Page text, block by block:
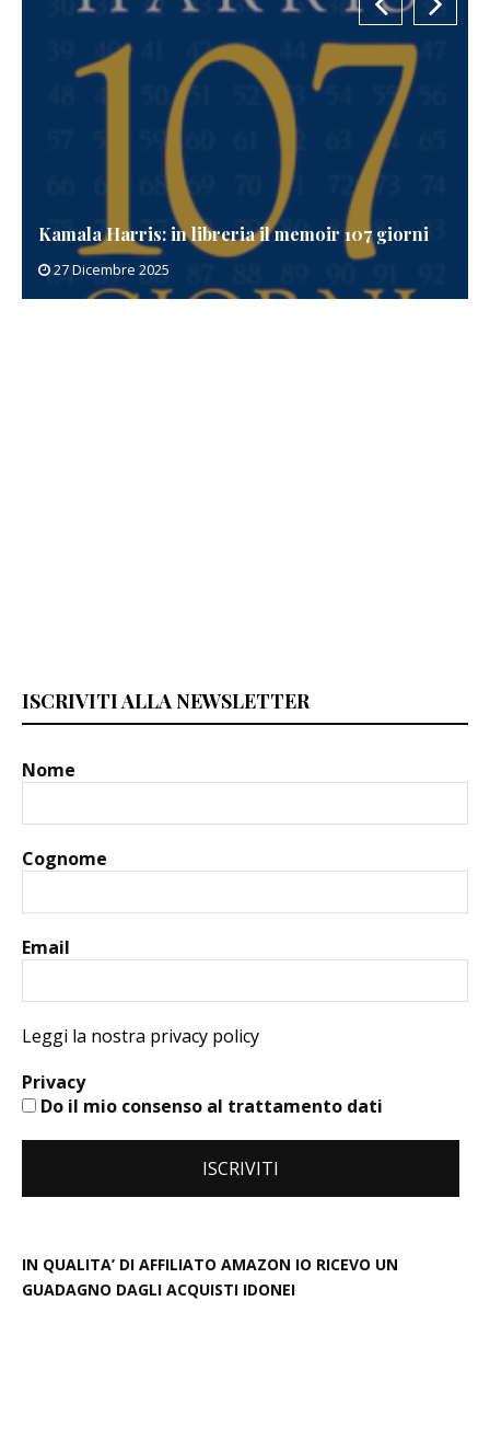
Kamala Harris: in libreria il memoir 107 giorni
27 Dicembre 2025
ISCRIVITI ALLA NEWSLETTER
Nome
Cognome
Email
Leggi la nostra privacy policy
Privacy
Do il mio consenso al trattamento dati
IN QUALITA’ DI AFFILIATO AMAZON IO RICEVO UN
GUADAGNO DAGLI ACQUISTI IDONEI